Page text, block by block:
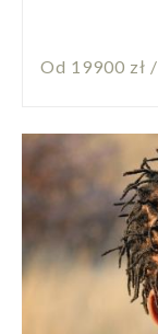
Od 19900 zł